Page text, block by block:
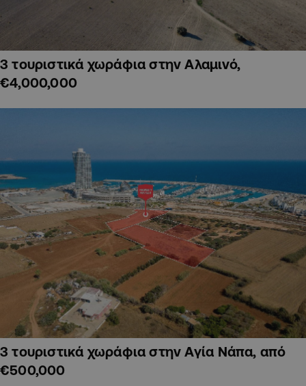
3 τουριστικά χωράφια στην Αλαμινό,
€4,000,000
3 τουριστικά χωράφια στην Αγία Νάπα, από
€500,000